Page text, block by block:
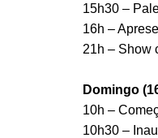
15h30 –
16h –
21h – Show
Domingo
10h –
10h30 –